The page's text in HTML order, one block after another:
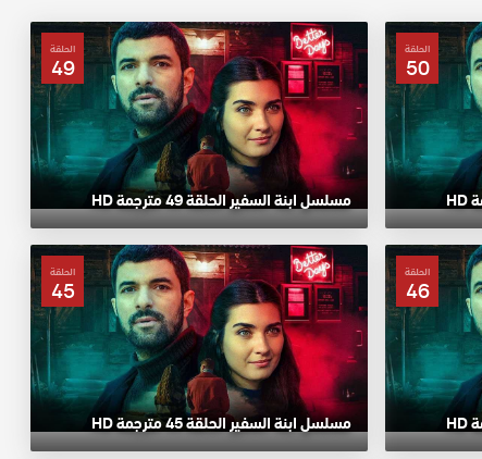
الحلقة
50
الحلقة
49
مسلسل ابنة السفير الحلقة 49 مترجمة HD
الحلقة
46
الحلقة
45
مسلسل ابنة السفير الحلقة 45 مترجمة HD